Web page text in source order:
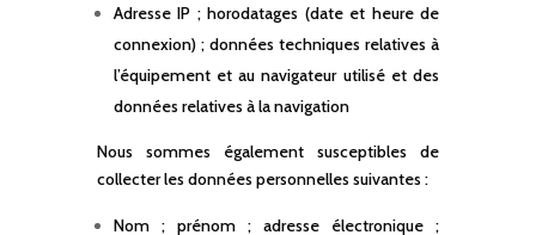
Adresse IP ; horodatages (date et heure de
connexion) ; données techniques relatives à
l’équipement et au navigateur utilisé et des
données relatives à la navigation
Nous sommes également susceptibles de
collecter les données personnelles suivantes :
Nom ; prénom ; adresse électronique ;